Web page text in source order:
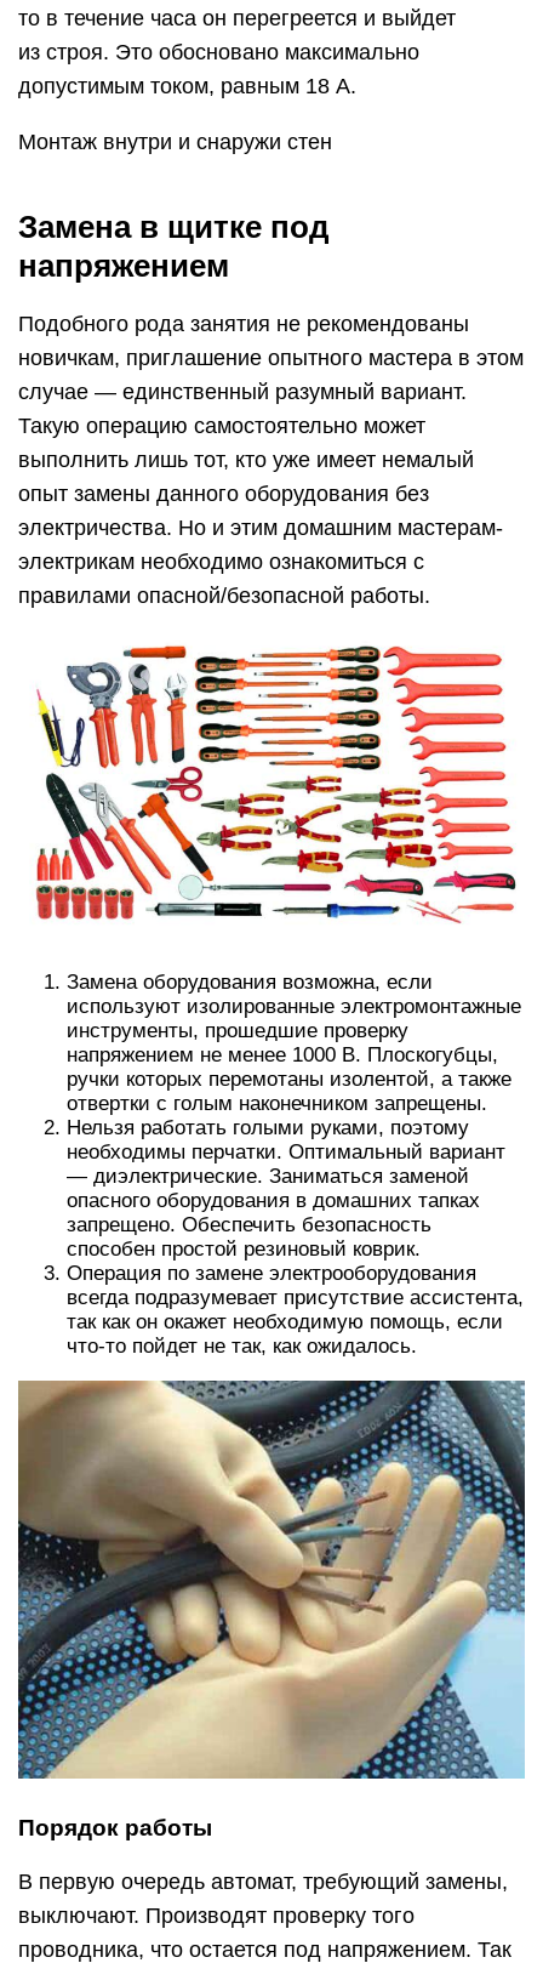
то в течение часа он перегреется и выйдет
из строя. Это обосновано максимально
допустимым током, равным 18 А.
Монтаж внутри и снаружи стен
Замена в щитке под
напряжением
Подобного рода занятия не рекомендованы
новичкам, приглашение опытного мастера в этом
случае — единственный разумный вариант.
Такую операцию самостоятельно может
выполнить лишь тот, кто уже имеет немалый
опыт замены данного оборудования без
электричества. Но и этим домашним мастерам-
электрикам необходимо ознакомиться с
правилами опасной/безопасной работы.
Замена оборудования возможна, если
используют изолированные электромонтажные
инструменты, прошедшие проверку
напряжением не менее 1000 В. Плоскогубцы,
ручки которых перемотаны изолентой, а также
отвертки с голым наконечником запрещены.
Нельзя работать голыми руками, поэтому
необходимы перчатки. Оптимальный вариант
— диэлектрические. Заниматься заменой
опасного оборудования в домашних тапках
запрещено. Обеспечить безопасность
способен простой резиновый коврик.
Операция по замене электрооборудования
всегда подразумевает присутствие ассистента,
так как он окажет необходимую помощь, если
что-то пойдет не так, как ожидалось.
Порядок работы
В первую очередь автомат, требующий замены,
выключают. Производят проверку того
проводника, что остается под напряжением. Так